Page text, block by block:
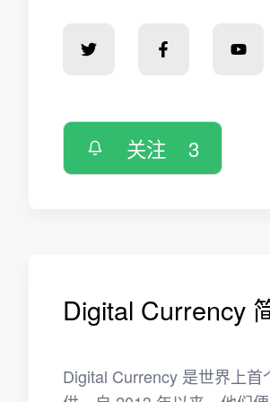
关注 3
Digital Currency
Digital Currency 是世界上